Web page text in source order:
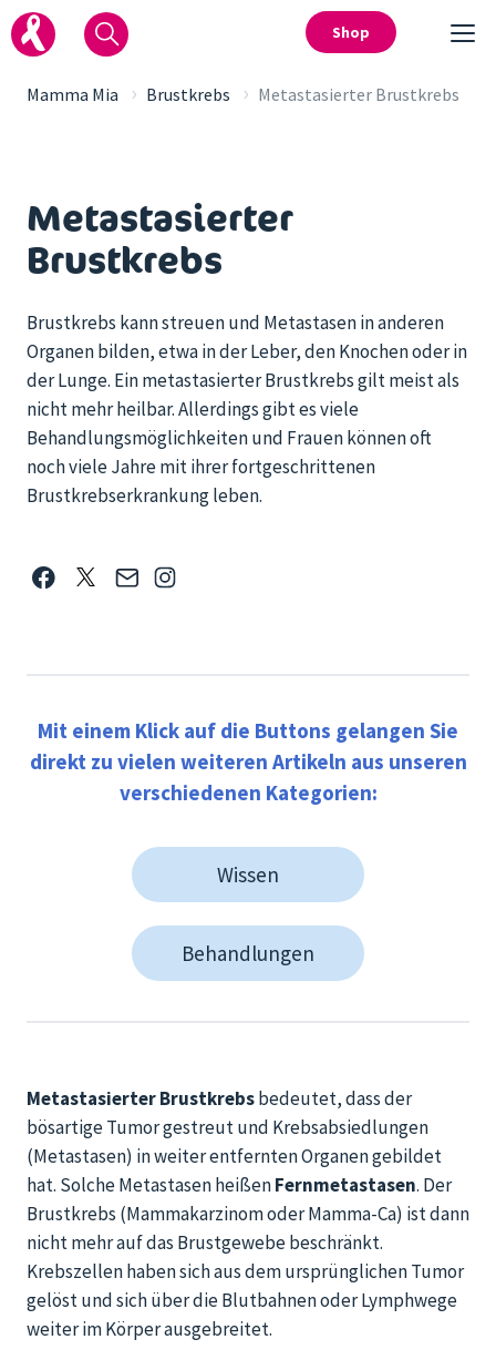
Shop
Mamma Mia › Brustkrebs › Metastasierter Brustkrebs
Metastasierter
Brustkrebs
Brustkrebs kann streuen und Metastasen in anderen
Organen bilden, etwa in der Leber, den Knochen oder in
der Lunge. Ein metastasierter Brustkrebs gilt meist als
nicht mehr heilbar. Allerdings gibt es viele
Behandlungsmöglichkeiten und Frauen können oft
noch viele Jahre mit ihrer fortgeschrittenen
Brustkrebserkrankung leben.
Mit einem Klick auf die Buttons gelangen Sie
direkt zu vielen weiteren Artikeln aus unseren
verschiedenen Kategorien:
Wissen
Behandlungen
Metastasierter Brustkrebsbedeutet, dass der
bösartige Tumor gestreut und Krebsabsiedlungen
(Metastasen) in weiter entfernten Organen gebildet
hat. Solche Metastasen heißenFernmetastasen. Der
Brustkrebs (Mammakarzinom oder Mamma-Ca) ist dann
nicht mehr auf das Brustgewebe beschränkt.
Krebszellen haben sich aus dem ursprünglichen Tumor
gelöst und sich über die Blutbahnen oder Lymphwege
weiter im Körper ausgebreitet.